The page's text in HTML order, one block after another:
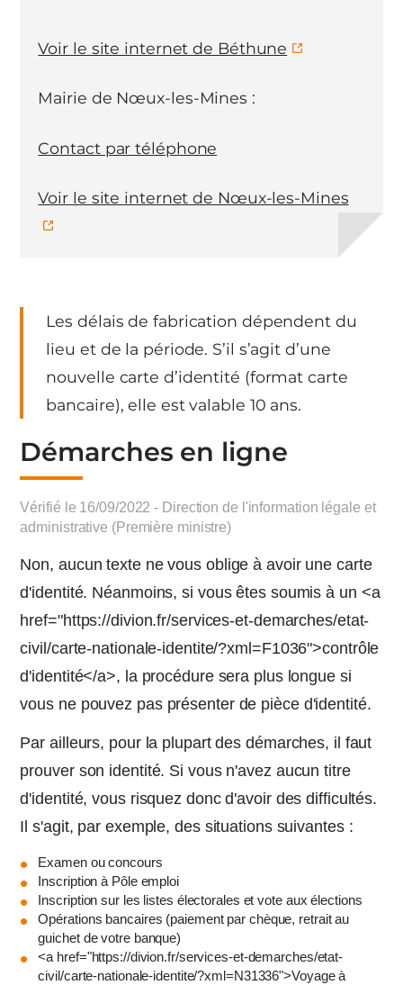
Les délais de fabrication dépendent du
lieu et de la période. S’il s’agit d’une
nouvelle carte d’identité (format carte
bancaire), elle est valable 10 ans.
Démarches en ligne
Vérifié le 16/09/2022 - Direction de l'information légale et
administrative (Première ministre)
Non, aucun texte ne vous oblige à avoir une carte
d'identité. Néanmoins, si vous êtes soumis à un <a
href="https://divion.fr/services-et-demarches/etat-
civil/carte-nationale-identite/?xml=F1036">contrôle
d'identité</a>, la procédure sera plus longue si
vous ne pouvez pas présenter de pièce d'identité.
Par ailleurs, pour la plupart des démarches, il faut
prouver son identité. Si vous n'avez aucun titre
d'identité, vous risquez donc d'avoir des difficultés.
Il s'agit, par exemple, des situations suivantes :
Examen ou concours
Inscription à Pôle emploi
Inscription sur les listes électorales et vote aux élections
Opérations bancaires (paiement par chèque, retrait au
guichet de votre banque)
<a href="https://divion.fr/services-et-demarches/etat-
civil/carte-nationale-identite/?xml=N31336">Voyage à
Voir le site internet de Béthune
Mairie de Nœux-les-Mines :
Contact par téléphone
Voir le site internet de Nœux-les-Mines